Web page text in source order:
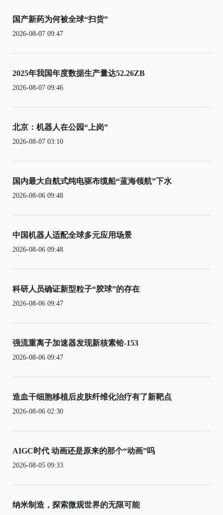
国产新药为何被全球“扫货”
2026-08-07 09:47
2025年我国年度数据生产量达52.26ZB
2026-08-07 09:46
北京：机器人在公园“上岗”
2026-08-07 03:10
国内最大自航式纯电驱布缆船“蓝海领航”下水
2026-08-06 09:48
中国机器人适配全球多元应用场景
2026-08-06 09:48
科研人员确证新型粒子“胶球”的存在
2026-08-06 09:47
强流重离子加速器发现新核素铪-153
2026-08-06 09:47
造血干细胞移植后皮肤纤维化治疗有了新靶点
2026-08-06 02:30
AIGC时代 动画还是原来的那个“动画”吗
2026-08-05 09:33
纳米制造，探索微观世界的无限可能